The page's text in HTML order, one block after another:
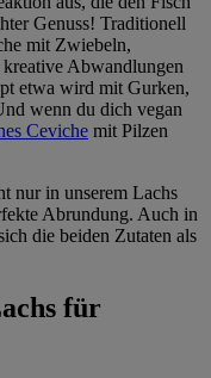
Genuss! Traditionell
mit Zwiebeln,
Abwandlungen
etwa wird mit Gurken,
wenn du dich vegan
Ceviche mit Pilzen
nur in unserem Lachs
Abrundung. Auch in
die beiden Zutaten als
für